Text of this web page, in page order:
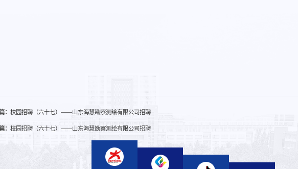
： 校园招聘（六十七）——山东海慧勘察测绘有限公司招聘
： 校园招聘（六十七）——山东海慧勘察测绘有限公司招聘